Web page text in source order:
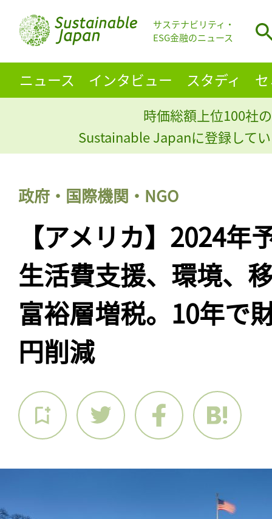
サステナビリティ・
ESG金融のニュース
ニュース インタビュー スタディ
時価総額上位100社
Sustainable Japanに登録して
政府・国際機関・NGO
【アメリカ】2024年
生活費支援、環境、
富裕層増税。10年で
円削減